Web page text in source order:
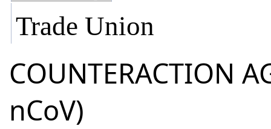
Trade Union
СOUNTERACTION
nCoV)